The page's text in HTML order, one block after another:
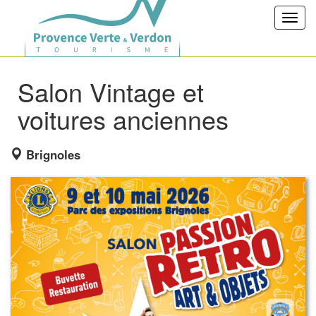
Salon Vintage et
voitures anciennes
Brignoles